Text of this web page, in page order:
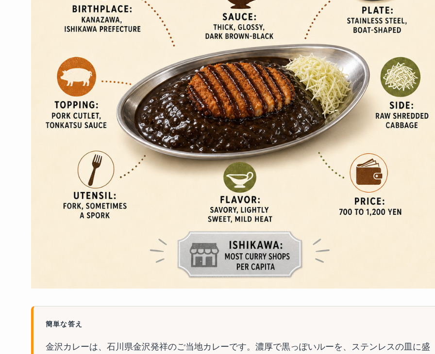
簡単な答え
金沢カレーは、石川県金沢発祥のご当地カレーです。濃厚で黒っぽいルーを、ステンレスの皿に盛